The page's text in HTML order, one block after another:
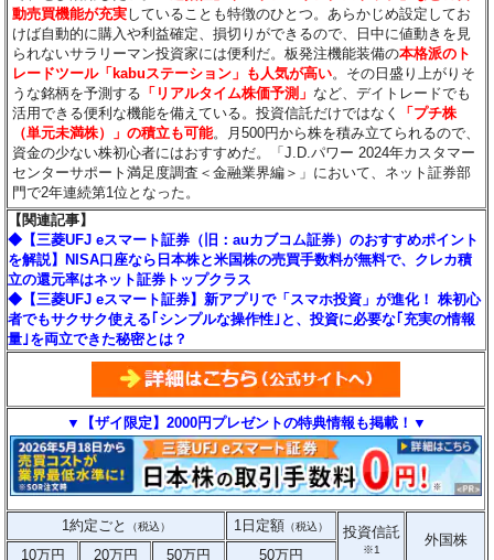
動売買機能が充実していることも特徴のひとつ。あらかじめ設定してお
けば自動的に購入や利益確定、損切りができるので、日中に値動きを見
られないサラリーマン投資家には便利だ。板発注機能装備の本格派のト
レードツール「kabuステーション」も人気が高い。その日盛り上がりそ
うな銘柄を予測する 「リアルタイム株価予測」 など、デイトレードでも
活用できる便利な機能を備えている。投資信託だけではなく
「プチ株
（単元未満株）」の積立も可能。月500円から株を積み立てられるので、
資金の少ない株初心者にはおすすめだ。「J.D.パワー 2024年カスタマー
センターサポート満足度調査＜金融業界編＞」において、ネット証券部
門で2年連続第1位となった。
【関連記事】
◆【三菱UFJ eスマート証券（旧：auカブコム証券）のおすすめポイント
を解説】NISA口座なら日本株と米国株の売買手数料が無料で、クレカ積
立の還元率はネット証券トップクラス
◆【三菱UFJ eスマート証券】新アプリで「スマホ投資」が進化！ 株初心
者でもサクサク使える｢シンプルな操作性｣と、投資に必要な｢充実の情報
量｣を両立できた秘密とは？
▼【ザイ限定】2000円プレゼントの特典情報も掲載！▼
1約定ごと （税込） 1日定額 （税込） 投資信託
※1
外国株
10万円
20万円 50万円 50万円